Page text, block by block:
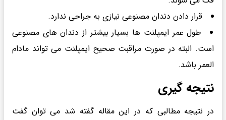
قرار دادن دندان مصنوعی نیازی به جراحی ندارد.
طول عمر ایمپلنت ها بسیار بیشتر از دندان های مصنوعی
است. البته در صورت مراقبت صحیح ایمپلنت می تواند مادام
العمر باشد.
نتیجه گیری
در نتیجه مطالبی که در این مقاله گفته شد می توان گفت